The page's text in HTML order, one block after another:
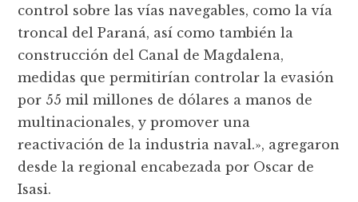
control sobre las vías navegables, como la vía
troncal del Paraná, así como también la
construcción del Canal de Magdalena,
medidas que permitirían controlar la evasión
por 55 mil millones de dólares a manos de
multinacionales, y promover una
reactivación de la industria naval.», agregaron
desde la regional encabezada por Oscar de
Isasi.